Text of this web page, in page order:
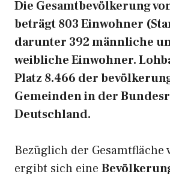
Die Gesamtbevölkerung
beträgt 803 Einwohner
darunter 392 männliche
weibliche Einwohner.
Platz 8.466 der
Gemeinden in der
Deutschland.
Bezüglich der Gesamtfläche
ergibt sich eine